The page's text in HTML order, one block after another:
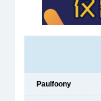
Paulfoony